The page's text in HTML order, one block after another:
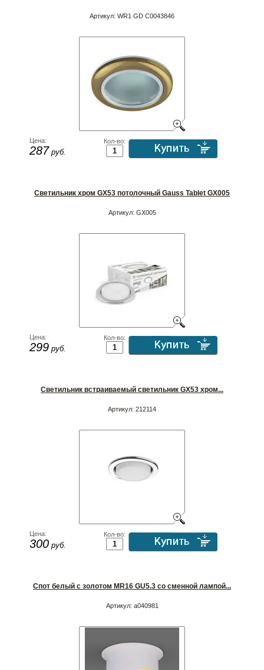
Артикул: WR1 GD C0043846
Цена:
287 руб.
Кол-во:
Светильник хром GX53 потолочный Gauss Tablet GX005
Артикул: GX005
Цена:
299 руб.
Кол-во:
Светильник встраиваемый светильник GX53 хром...
Артикул: 212114
Цена:
300 руб.
Кол-во:
Спот белый с золотом MR16 GU5.3 со сменной лампой...
Артикул: a040981